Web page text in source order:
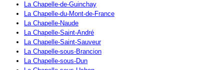
La Chapelle-de-Guinchay
La Chapelle-du-Mont-de-France
La Chapelle-Naude
La Chapelle-Saint-André
La Chapelle-Saint-Sauveur
La Chapelle-sous-Brancion
La Chapelle-sous-Dun